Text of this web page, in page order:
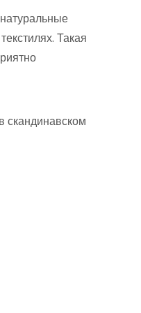
Такая
скандинавском